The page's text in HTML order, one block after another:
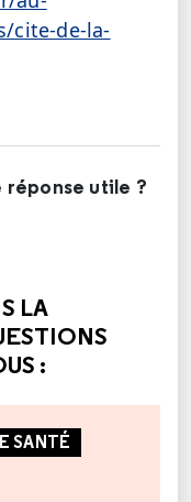
cite-de-la-
utile ?
LA
:
SANTÉ